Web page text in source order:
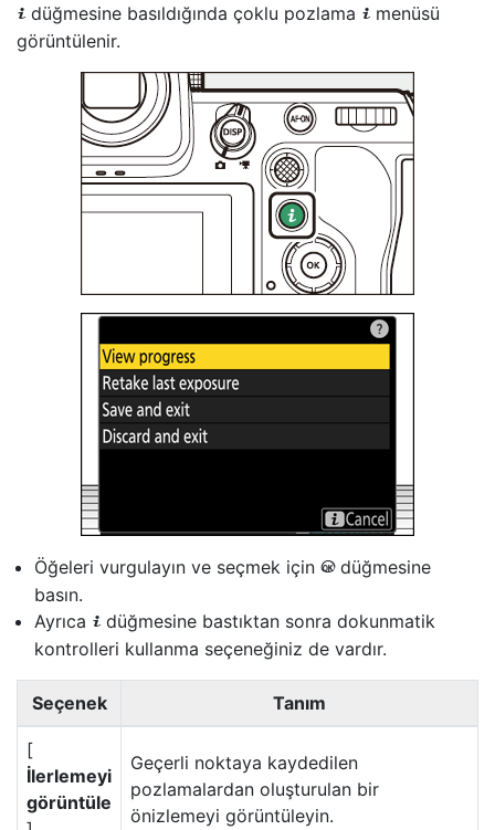
i düğmesine basıldığında çoklu pozlama i menüsü
görüntülenir.
Öğeleri vurgulayın ve seçmek için J düğmesine
basın.
Ayrıca i düğmesine bastıktan sonra dokunmatik
kontrolleri kullanma seçeneğiniz de vardır.
Seçenek Tanım
[
İlerlemeyi
görüntüle
Geçerli noktaya kaydedilen
pozlamalardan oluşturulan bir
önizlemeyi görüntüleyin.